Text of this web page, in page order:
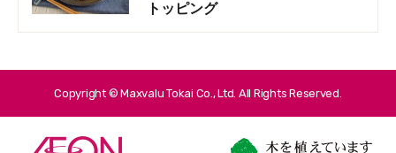
トッピング
Copyright © Maxvalu Tokai Co., Ltd. All Rights Reserved.